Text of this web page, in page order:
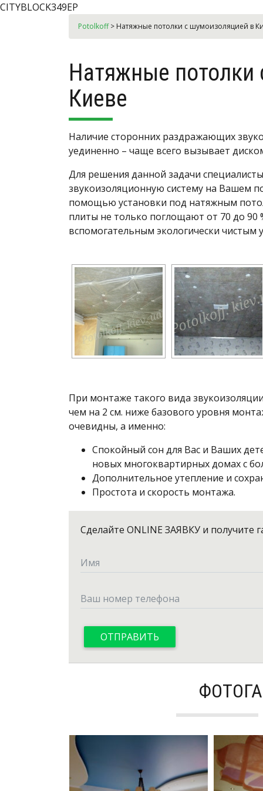
CITYBLOCK349EP
Potolkoff> Натяжные потолки с шумоизоляцией в
Натяжные
Киеве
Наличие сторонних раздражающих
уединенно – чаще всего вызывает
Для решения данной задачи
звукоизоляционную систему на Вашем
помощью установки под натяжным
плиты не только поглощают от 70 до 90
вспомогательным экологически чистым
При монтаже такого вида
чем на 2 см. ниже базового уровня
очевидны, а именно:
Спокойный сон для Вас и Ваших
новых многоквартирных домах с
Дополнительное утепление и
Простота и скорость монтажа.
Сделайте ONLINE ЗАЯВКУ и получите